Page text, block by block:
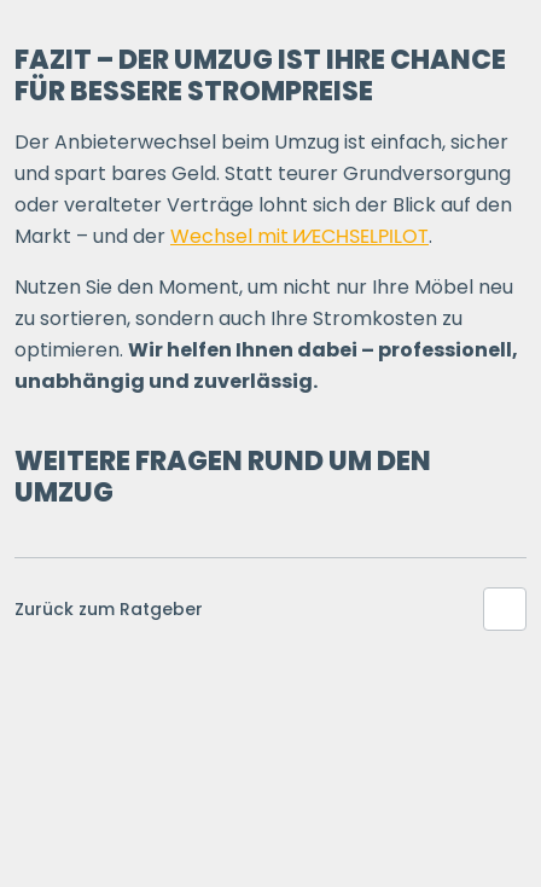
FAZIT – DER UMZUG IST IHRE CHANCE
FÜR BESSERE STROMPREISE
Der Anbieterwechsel beim Umzug ist einfach, sicher
und spart bares Geld. Statt teurer Grundversorgung
oder veralteter Verträge lohnt sich der Blick auf den
Markt – und derWechsel mit WECHSELPILOT.
Nutzen Sie den Moment, um nicht nur Ihre Möbel neu
zu sortieren, sondern auch Ihre Stromkosten zu
optimieren. Wir helfen Ihnen dabei – professionell,
unabhängig und zuverlässig.
WEITERE FRAGEN RUND UM DEN
UMZUG
Zurück zum Ratgeber